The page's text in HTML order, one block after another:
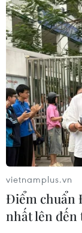
vietnamplus.vn
Điểm chuẩn
nhất lên đến